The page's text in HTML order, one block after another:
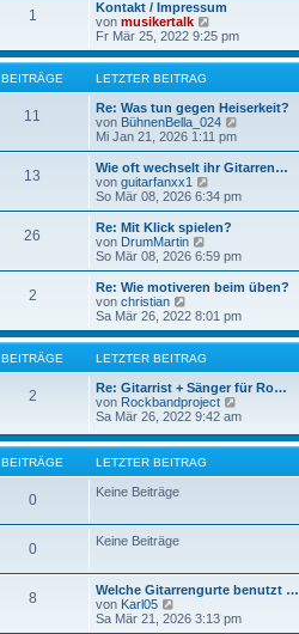
B
e
i
t
e
s
t
r
B
e
i
t
r
g
1
Kontakt / Impressum
von musikertalk
e
u
e
t
e
r
B
e
i
r
Fr Mär 25, 2022 9:25 pm
BEITRÄGE LETZTER BEITRAG
11
Re: Was tun gegen Heiserkeit?
von BühnenBella_024
u
e
t
i
r
g
Mi Jan 21, 2026 1:11 pm
13
Wie oft wechselt ihr Gitarren…
von guitarfanxx1
e
u
e
t
r
B
e
i
t
So Mär 08, 2026 6:34 pm
26
Re: Mit Klick spielen?
von DrumMartin
e
u
e
t
r
e
i
t
r
g
So Mär 08, 2026 6:59 pm
2
Re: Wie motiveren beim üben?
von christian
e
u
e
s
t
e
r
B
i
t
Sa Mär 26, 2022 8:01 pm
BEITRÄGE LETZTER BEITRAG
2
Re: Gitarrist + Sänger für Ro…
von Rockbandproject
e
e
e
r
a
Sa Mär 26, 2022 9:42 am
BEITRÄGE LETZTER BEITRAG
0 Keine Beiträge
0 Keine Beiträge
8
Welche Gitarrengurte benutzt …
von Karl05
e
u
Sa Mär 21, 2026 3:13 pm